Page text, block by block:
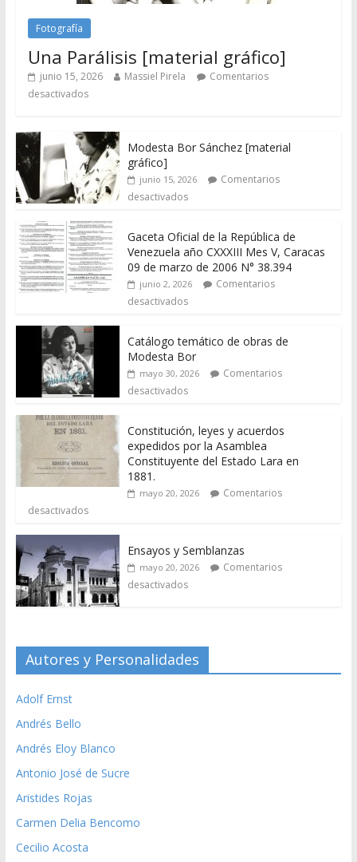
Fotografía
Una Parálisis [material gráfico]
junio 15, 2026 Massiel Pirela
Comentarios
desactivados
Modesta Bor Sánchez [material
gráfico]
junio 15, 2026
Comentarios
desactivados
Gaceta Oficial de la República de
Venezuela año CXXXIII Mes V, Caracas
09 de marzo de 2006 N° 38.394
junio 2, 2026
Comentarios
desactivados
Catálogo temático de obras de
Modesta Bor
mayo 30, 2026
Comentarios
desactivados
Constitución, leyes y acuerdos
expedidos por la Asamblea
Constituyente del Estado Lara en
1881.
mayo 20, 2026
Comentarios
desactivados
Ensayos y Semblanzas
mayo 20, 2026
Comentarios
desactivados
Autores y Personalidades
Adolf Ernst
Andrés Bello
Andrés Eloy Blanco
Antonio José de Sucre
Aristides Rojas
Carmen Delia Bencomo
Cecilio Acosta